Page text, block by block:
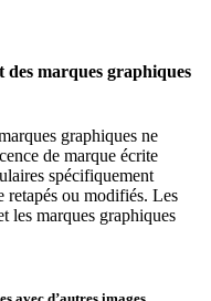
marques graphiques
graphiques ne
de marque écrite
spécifiquement
retapés ou modifiés. Les
les marques graphiques